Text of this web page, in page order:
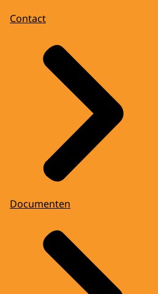
Contact
Documenten